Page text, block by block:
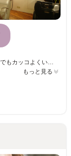
【独り時間を満喫するメンズグルーミング】 いつまでもカッコよくいたい、デキる男の新しい習慣がここにあります。素肌に境無し、心地よさは地続きです！ お疲れのお顔を繊細な箇所も入念にシェービング。寝ている時間が多め、大人の男のための新しいグルーミング提案です。 会社でのパソコン操作をはじめ、電子ツールの長時間の画面直視による慢性的な「テクノストレス」は思わぬところで「だるさ」や「凝り」となって現れ、やる気を削いでしまいます。 そこで「ゆる～いひと時」がやる気を高める。 『ミストチーム式』のメンズシェービングをはじめ、眉ラインカットやフェイスケアメニュー…外見を磨きながら内面を満たす、独り時間満喫の積極的なメンズグルーミングの活用、いつも若々しい男の新習慣がここにあります。ぜひお試し下さい★ ※ブライダルメニューもあり★新郎新婦ペアご予約で施術合計金額から10%OFF♪(ご来店日は別個対応可) ※シェービング専門サロンになりますので、新規のカットのご予約は受け付けておりませんので、お間違いないようご理解のほど宜しくお願い致します。
もっと見る